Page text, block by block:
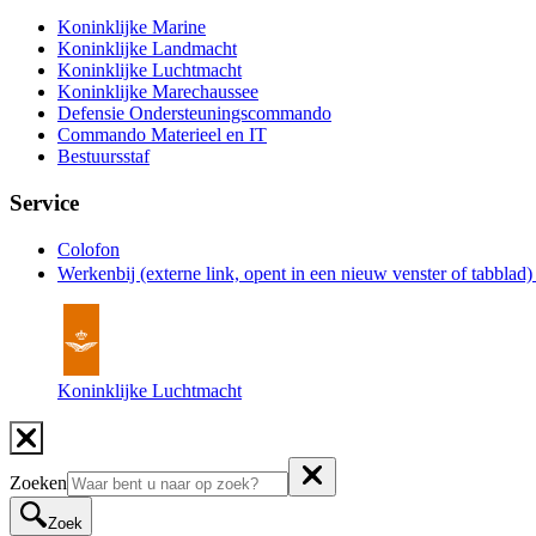
Koninklijke Marine
Koninklijke Landmacht
Koninklijke Luchtmacht
Koninklijke Marechaussee
Defensie Ondersteuningscommando
Commando Materieel en IT
Bestuursstaf
Service
Colofon
Werkenbij (externe link, opent in een nieuw venster of tabblad)
Koninklijke Luchtmacht
Zoeken
Zoek